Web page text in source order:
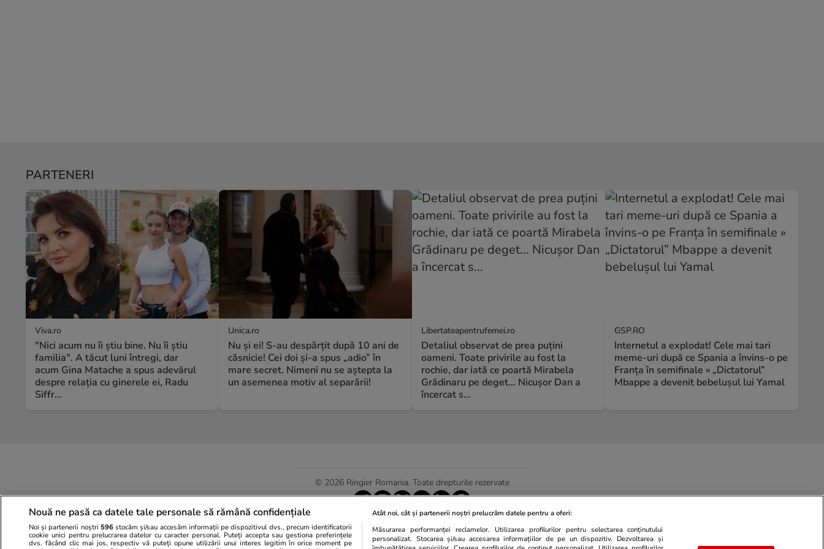
PARTENERI
Viva.ro
"Nici acum nu îi știu bine. Nu îi știu
familia". A tăcut luni întregi, dar
acum Gina Matache a spus adevărul
despre relația cu ginerele ei, Radu
Siffr...
Unica.ro
Nu și ei! S-au despărțit după 10 ani de
căsnicie! Cei doi și-a spus „adio” în
mare secret. Nimeni nu se aștepta la
un asemenea motiv al separării!
Libertateapentrufemei.ro
Detaliul observat de prea puțini
oameni. Toate privirile au fost la
rochie, dar iată ce poartă Mirabela
Grădinaru pe deget... Nicușor Dan a
încercat s...
GSP.RO
Internetul a explodat! Cele mai tari
meme-uri după ce Spania a învins-o pe
Franța în semifinale » „Dictatorul”
Mbappe a devenit bebelușul lui Yamal
© 2026 Ringier Romania. Toate drepturile rezervate
Actualizare preferințe cookies
Nouă ne pasă ca datele tale personale să rămână confidențiale
Noi și partenerii noștri 596stocăm și/sau accesăm informații pe dispozitivul dvs., precum identificatorii
cookie unici pentru prelucrarea datelor cu caracter personal. Puteți accepta sau gestiona preferințele
dvs. făcând clic mai jos, respectiv vă puteți opune utilizării unui interes legitim în orice moment pe
Atât noi, cât și partenerii noștri prelucrăm datele pentru a oferi:
Măsurarea performanței reclamelor. Utilizarea profilurilor pentru selectarea conținutului
personalizat. Stocarea și/sau accesarea informațiilor de pe un dispozitiv. Dezvoltarea și